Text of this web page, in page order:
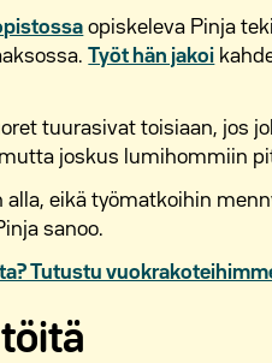
opiskeleva Pinja
Työt hän jakoi
tuurasivat toisiaan, jos
joskus lumihommiin
alla, eikä työmatkoihin
sanoo.
Tutustu